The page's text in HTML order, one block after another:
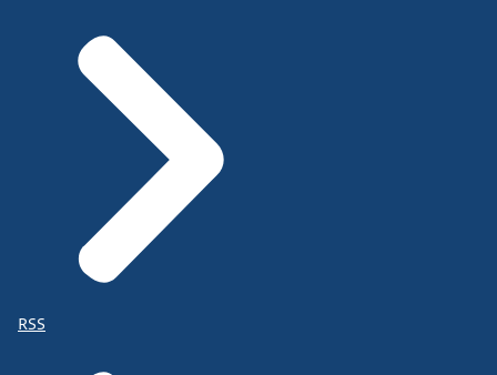
RSS